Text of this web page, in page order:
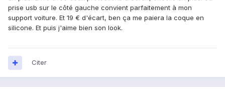
prise usb sur le côté gauche convient parfaitement à mon
support voiture. Et 19 € d'écart, ben ça me paiera la coque en
silicone. Et puis j'aime bien son look.
Citer